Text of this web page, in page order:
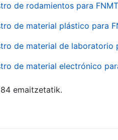
de rodamientos para
de material plástico para
de material de laboratorio
de material electrónico
emaitzetatik.